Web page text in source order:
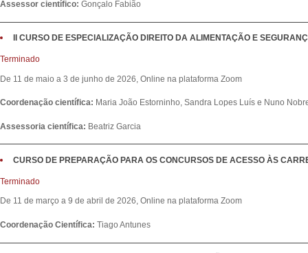
Assessor científico: Gonçalo Fabião
II CURSO DE ESPECIALIZAÇÃO DIREITO DA ALIMENTAÇÃO E
Terminado
De 11 de maio a 3 de junho de 2026, Online na plataforma Zoom
Coordenação científica: Maria João Estorninho, Sandra Lopes Luís e Nuno
Assessoria científica: Beatriz Garcia
CURSO DE PREPARAÇÃO PARA OS CONCURSOS DE ACESSO ÀS
Terminado
De 11 de março a 9 de abril de 2026, Online na plataforma Zoom
Coordenação Científica: Tiago Antunes